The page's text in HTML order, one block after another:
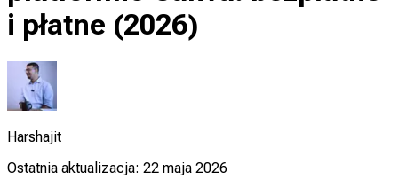
i płatne (2026)
Harshajit
Ostatnia aktualizacja: 22 maja 2026